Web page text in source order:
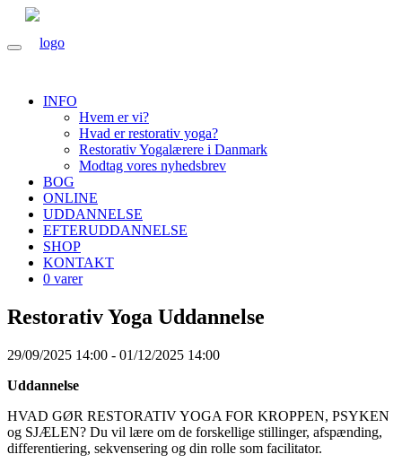
INFO
Hvem er vi?
Hvad er restorativ yoga?
Restorativ Yogalærere i Danmark
Modtag vores nyhedsbrev
BOG
ONLINE
UDDANNELSE
EFTERUDDANNELSE
SHOP
KONTAKT
0 varer
Restorativ Yoga Uddannelse
29/09/2025 14:00 - 01/12/2025 14:00
Uddannelse
HVAD GØR RESTORATIV YOGA FOR KROPPEN, PSYKEN
og SJÆLEN? Du vil lære om de forskellige stillinger, afspænding,
differentiering, sekvensering og din rolle som facilitator.